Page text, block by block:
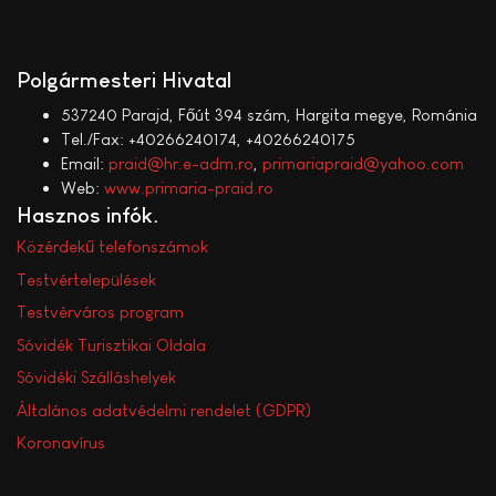
Polgármesteri Hivatal
537240 Parajd, Főút 394 szám, Hargita megye, Románia
Tel./Fax: +40266240174, +40266240175
Email: praid@hr.e-adm.ro primariapraid@yahoo.com
Web: www.primaria-praid.ro
Hasznos infók
Közérdekű telefonszámok
Testvértelepülések
Testvérváros program
Sóvidék Turisztikai Oldala
Sóvidéki Szálláshelyek
Általános adatvédelmi rendelet (GDPR)
Koronavírus